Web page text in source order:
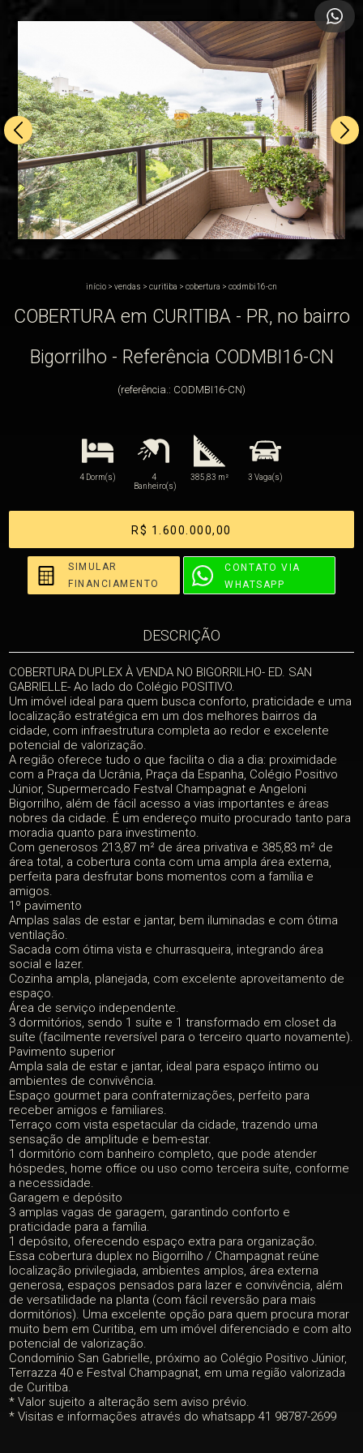
início > vendas > curitiba > cobertura > codmbi16-cn
COBERTURA em CURITIBA - PR, no bairro
Bigorrilho - Referência CODMBI16-CN
(referência.: CODMBI16-CN)
4 Dorm(s)
4
Banheiro(s)
385,83 m² 3 Vaga(s)
R$ 1.600.000,00
SIMULAR
FINANCIAMENTO
CONTATO VIA
WHATSAPP
DESCRIÇÃO
COBERTURA DUPLEX À VENDA NO BIGORRILHO- ED. SAN
GABRIELLE- Ao lado do Colégio POSITIVO.
Um imóvel ideal para quem busca conforto, praticidade e uma
localização estratégica em um dos melhores bairros da
cidade, com infraestrutura completa ao redor e excelente
potencial de valorização.
A região oferece tudo o que facilita o dia a dia: proximidade
com a Praça da Ucrânia, Praça da Espanha, Colégio Positivo
Júnior, Supermercado Festval Champagnat e Angeloni
Bigorrilho, além de fácil acesso a vias importantes e áreas
nobres da cidade. É um endereço muito procurado tanto para
moradia quanto para investimento.
Com generosos 213,87 m² de área privativa e 385,83 m² de
área total, a cobertura conta com uma ampla área externa,
perfeita para desfrutar bons momentos com a família e
amigos.
1º pavimento
Amplas salas de estar e jantar, bem iluminadas e com ótima
ventilação.
Sacada com ótima vista e churrasqueira, integrando área
social e lazer.
Cozinha ampla, planejada, com excelente aproveitamento de
espaço.
Área de serviço independente.
3 dormitórios, sendo 1 suíte e 1 transformado em closet da
suíte (facilmente reversível para o terceiro quarto novamente).
Pavimento superior
Ampla sala de estar e jantar, ideal para espaço íntimo ou
ambientes de convivência.
Espaço gourmet para confraternizações, perfeito para
receber amigos e familiares.
Terraço com vista espetacular da cidade, trazendo uma
sensação de amplitude e bem-estar.
1 dormitório com banheiro completo, que pode atender
hóspedes, home office ou uso como terceira suíte, conforme
a necessidade.
Garagem e depósito
3 amplas vagas de garagem, garantindo conforto e
praticidade para a família.
1 depósito, oferecendo espaço extra para organização.
Essa cobertura duplex no Bigorrilho / Champagnat reúne
localização privilegiada, ambientes amplos, área externa
generosa, espaços pensados para lazer e convivência, além
de versatilidade na planta (com fácil reversão para mais
dormitórios). Uma excelente opção para quem procura morar
muito bem em Curitiba, em um imóvel diferenciado e com alto
potencial de valorização.
Condomínio San Gabrielle, próximo ao Colégio Positivo Júnior,
Terrazza 40 e Festval Champagnat, em uma região valorizada
de Curitiba.
* Valor sujeito a alteração sem aviso prévio.
* Visitas e informações através do whatsapp 41 98787-2699